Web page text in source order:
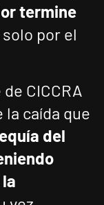
termine
por el
CICCRA
caída que
del